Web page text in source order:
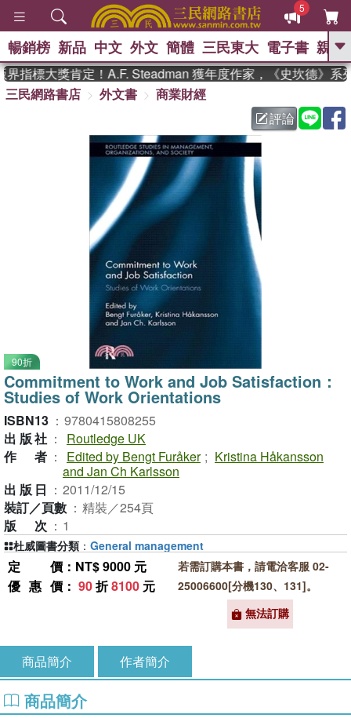
5
GO
熱搜： 東野圭吾
父親節 、 如果歷
暑期推薦 、 國際布克
獎 臺灣漫遊錄 、 方念華
登輝時代 、 數學女孩：黎曼猜想
偉大的迷走神經
暢銷榜 新品 中文 外文 簡體 三民東大 電子書 親子
指標大獎肯定！A.F. Steadman 獲年度作家，《史坎德》系列
三民網路書店
外文書
商業財經
評論
90折
Commitment to Work and Job Satisfaction：
Studies of Work Orientations
ISBN13 ： 9780415808255
出版社 ：
Routledge UK
作者 ： Edited by Bengt Furåker ; Kristina Håkansson
and Jan Ch Karlsson
出版日 ： 2011/12/15
裝訂／頁數 ： 精裝／254頁
版次 ： 1
定價 ：NT$ 9000 元
優惠價 ： 90折8100 元
若需訂購本書，請電洽客服 02-
25006600[分機130、131]。
無法訂購
杜威圖書分類 ： General management
商品簡介 作者簡介
商品簡介